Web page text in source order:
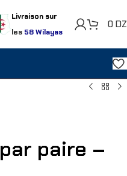
Livraison sur
les 58 Wilayas
0
paire –